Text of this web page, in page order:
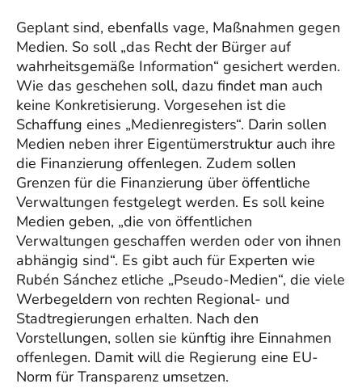
Geplant sind, ebenfalls vage, Maßnahmen gegen
Medien. So soll „das Recht der Bürger auf
wahrheitsgemäße Information“ gesichert werden.
Wie das geschehen soll, dazu findet man auch
keine Konkretisierung. Vorgesehen ist die
Schaffung eines „Medienregisters“. Darin sollen
Medien neben ihrer Eigentümerstruktur auch ihre
die Finanzierung offenlegen. Zudem sollen
Grenzen für die Finanzierung über öffentliche
Verwaltungen festgelegt werden. Es soll keine
Medien geben, „die von öffentlichen
Verwaltungen geschaffen werden oder von ihnen
abhängig sind“. Es gibt auch für Experten wie
Rubén Sánchez etliche „Pseudo-Medien“, die viele
Werbegeldern von rechten Regional- und
Stadtregierungen erhalten. Nach den
Vorstellungen, sollen sie künftig ihre Einnahmen
offenlegen. Damit will die Regierung eine EU-
Norm für Transparenz umsetzen.